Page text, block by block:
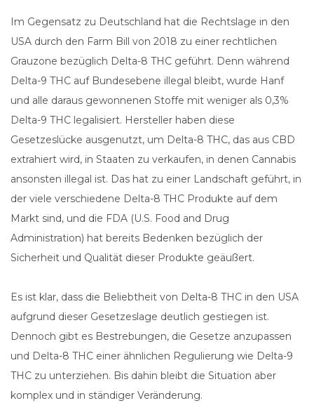
Im Gegensatz zu Deutschland hat die Rechtslage in den
USA durch den Farm Bill von 2018 zu einer rechtlichen
Grauzone bezüglich Delta-8 THC geführt. Denn während
Delta-9 THC auf Bundesebene illegal bleibt, wurde Hanf
und alle daraus gewonnenen Stoffe mit weniger als 0,3%
Delta-9 THC legalisiert. Hersteller haben diese
Gesetzeslücke ausgenutzt, um Delta-8 THC, das aus CBD
extrahiert wird, in Staaten zu verkaufen, in denen Cannabis
ansonsten illegal ist. Das hat zu einer Landschaft geführt, in
der viele verschiedene Delta-8 THC Produkte auf dem
Markt sind, und die FDA (U.S. Food and Drug
Administration) hat bereits Bedenken bezüglich der
Sicherheit und Qualität dieser Produkte geäußert.
Es ist klar, dass die Beliebtheit von Delta-8 THC in den USA
aufgrund dieser Gesetzeslage deutlich gestiegen ist.
Dennoch gibt es Bestrebungen, die Gesetze anzupassen
und Delta-8 THC einer ähnlichen Regulierung wie Delta-9
THC zu unterziehen. Bis dahin bleibt die Situation aber
komplex und in ständiger Veränderung.